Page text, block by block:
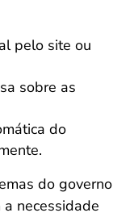
pelo site ou
sobre as
do
do governo
necessidade